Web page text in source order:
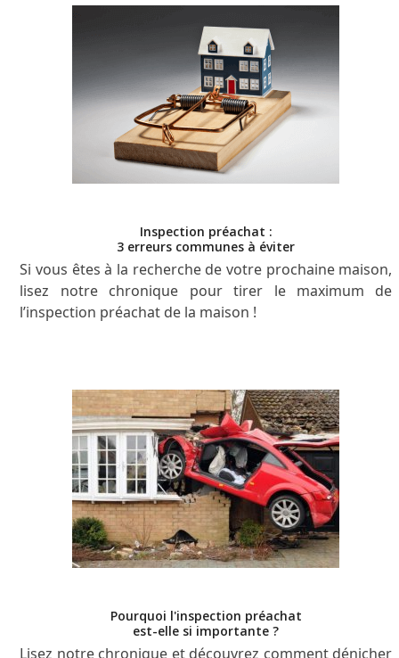
Inspection préachat :
3 erreurs communes à éviter
Si vous êtes à la recherche de votre prochaine maison,
lisez notre chronique pour tirer le maximum de
l’inspection préachat de la maison !
Pourquoi l'inspection préachat
est-elle si importante ?
Lisez notre chronique et découvrez comment dénicher